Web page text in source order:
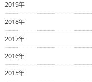
2019年
2018年
2017年
2016年
2015年